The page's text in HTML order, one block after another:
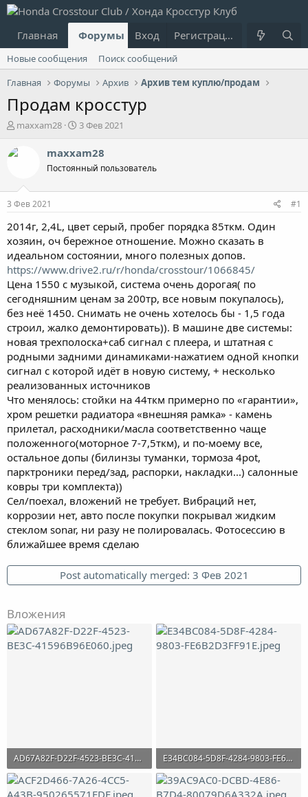
Главная Форумы Что нового?
Вход Регистрация
Новые сообщения
Поиск сообщений
Главная
Форумы Архив Архив тем куплю/продам
Продам кросстур
А
т
е
м
ы
maxxam28
Д
т
н
л
3 Фев 2021
maxxam28
Постоянный пользователь
3 Фев 2021 #1
2014г, 2,4L, цвет серый, пробег порядка 85ткм. Один
хозяин, оч бережное отношение. Можно сказать в
идеальном состоянии, много полезных допов.
https://www.drive2.ru/r/honda/crosstour/1066845/
Цена 1550 с музыкой, система очень дорогая( по
сегодняшним ценам за 200тр, все новым покупалось),
без неё 1450. Снимать не очень хотелось бы - 1,5 года
строил, жалко демонтировать)). В машине две системы:
новая трехполоска+саб сигнал с плеера, и штатная с
родными задними динамиками-нажатием одной кнопки
сигнал с которой идёт в новую систему, + несколько
реализованных источников
Что менялось: стойки на 44ткм примерно по «гарантии»,
хром решетки радиатора «внешняя рамка» - камень
прилетал, расходники/масла соответственно чаще
положенного(моторное 7-7,5ткм), и по-моему все,
остальное допы (билинзы туманки, тормоза 4pot,
парктроники перед/зад, распорки, накладки...) салонные
ковры три комплекта))
Сел/поехал, вложений не требует. Вибраций нет,
коррозии нет, авто после покупки покрывал жидким
стеклом sonar, ни разу не полировалась. Фотосессию в
ближайшее время сделаю
Post automatically merged: 3 Фев 2021
Вложения
AD67A82F-D22F-4523-BE3C-41596B96E060.jpeg
278.2 KB · Просмотры: 374
E34BC084-5D8F-4284-9803-FE6B2D3FF91E.jpeg
261.8 KB · Просмотры: 358